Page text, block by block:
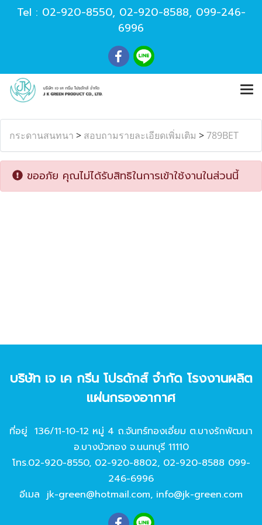
Tel : 02-920-8550, 02-920-8588, 099-246-
6996
กระดานสนทนา > สอบถามรายละเอียดเพิ่มเติม >789BET
ขออภัย คุณไม่ได้รับสิทธิในการเข้าใช้งานในส่วนนี้
บริษัท เจ เค กรีน โปรดักส์ จํากัด โรงงานผลิต
แผ่นกรองอากาศ
ที่อยู่ 136/11-10-12 หมู่ 4 ถ.จันทร์ทองเอี่ยม ต.บางรักพัฒนา
อ.บางบัวทอง จ.นนทบุรี 11110
โทร.02-920-8550, 02-920-8802, 02-920-8588 099-
246-6996
อีเมล jk-green@hotmail.com, info@jk-green.com